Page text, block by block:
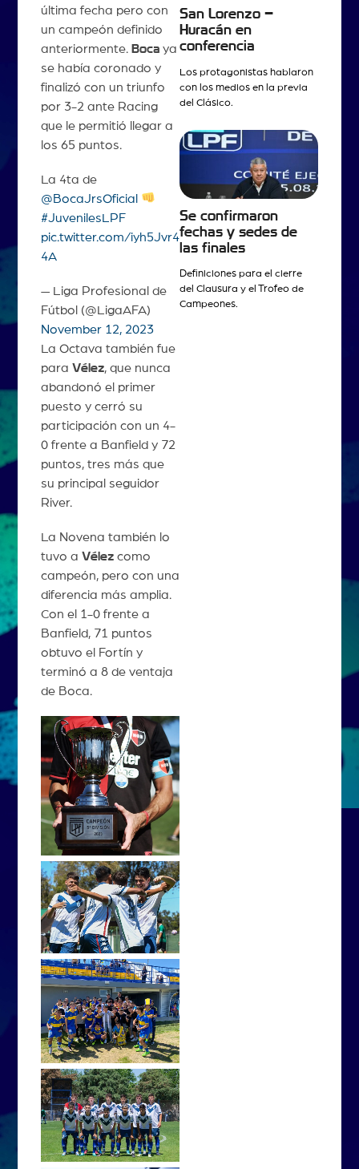
última fecha pero con
un campeón definido
anteriormente. Bocaya
se había coronado y
finalizó con un triunfo
por 3-2 ante Racing
que le permitió llegar a
los 65 puntos.
La 4ta de
@BocaJrsOficial
#JuvenilesLPF
pic.twitter.com/iyh5Jvr4
4A
— Liga Profesional de
Fútbol (@LigaAFA)
November 12, 2023
La Octava también fue
para Vélez, que nunca
abandonó el primer
puesto y cerró su
participación con un 4-
0 frente a Banfield y 72
puntos, tres más que
su principal seguidor
River.
La Novena también lo
tuvo a Vélezcomo
campeón, pero con una
diferencia más amplia.
Con el 1-0 frente a
Banfield, 71 puntos
obtuvo el Fortín y
terminó a 8 de ventaja
de Boca.
San Lorenzo –
Huracán en
conferencia
Los protagonistas hablaron
con los medios en la previa
del Clásico.
Se confirmaron
fechas y sedes de
las finales
Definiciones para el cierre
del Clausura y el Trofeo de
Campeones.